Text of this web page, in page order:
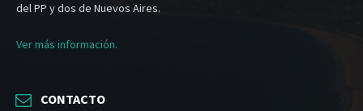
del PP y dos de Nuevos Aires.
Ver más información.
CONTACTO